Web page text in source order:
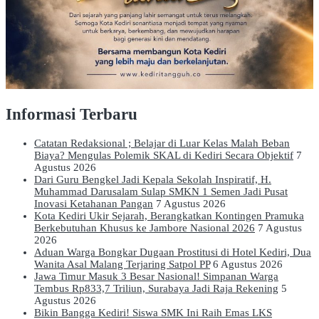
Informasi Terbaru
Catatan Redaksional ; Belajar di Luar Kelas Malah Beban
Biaya? Mengulas Polemik SKAL di Kediri Secara Objektif 7
Agustus 2026
Dari Guru Bengkel Jadi Kepala Sekolah Inspiratif, H.
Muhammad Darusalam Sulap SMKN 1 Semen Jadi Pusat
Inovasi Ketahanan Pangan 7 Agustus 2026
Kota Kediri Ukir Sejarah, Berangkatkan Kontingen Pramuka
Berkebutuhan Khusus ke Jambore Nasional 2026 7 Agustus
2026
Aduan Warga Bongkar Dugaan Prostitusi di Hotel Kediri, Dua
Wanita Asal Malang Terjaring Satpol PP 6 Agustus 2026
Jawa Timur Masuk 3 Besar Nasional! Simpanan Warga
Tembus Rp833,7 Triliun, Surabaya Jadi Raja Rekening 5
Agustus 2026
Bikin Bangga Kediri! Siswa SMK Ini Raih Emas LKS